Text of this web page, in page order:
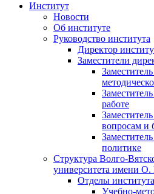
Институт
Новости
Об институте
Руководство института
Директор
Заместители
работе
вопросам и
политике
Структура Волго-
университета имени
Отделы института
Учебно-